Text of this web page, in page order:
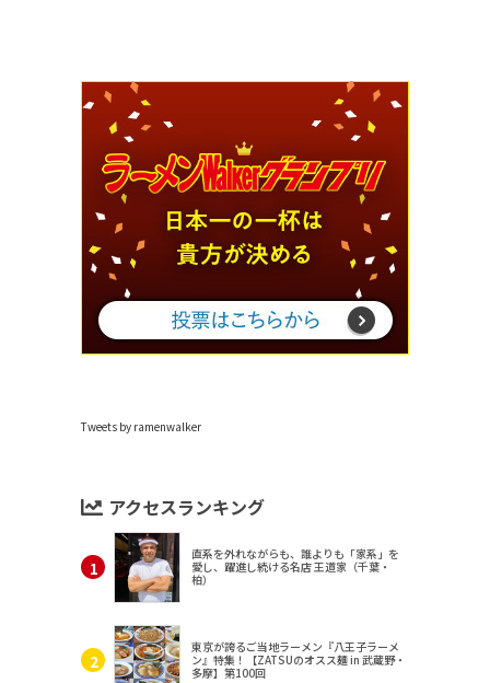
Tweets by ramenwalker
アクセスランキング
直系を外れながらも、誰よりも「家系」を
愛し、躍進し続ける名店 王道家（千葉・
柏）
東京が誇るご当地ラーメン『八王子ラーメ
ン』特集！【ZATSUのオスス麺 in 武蔵野・
多摩】第100回